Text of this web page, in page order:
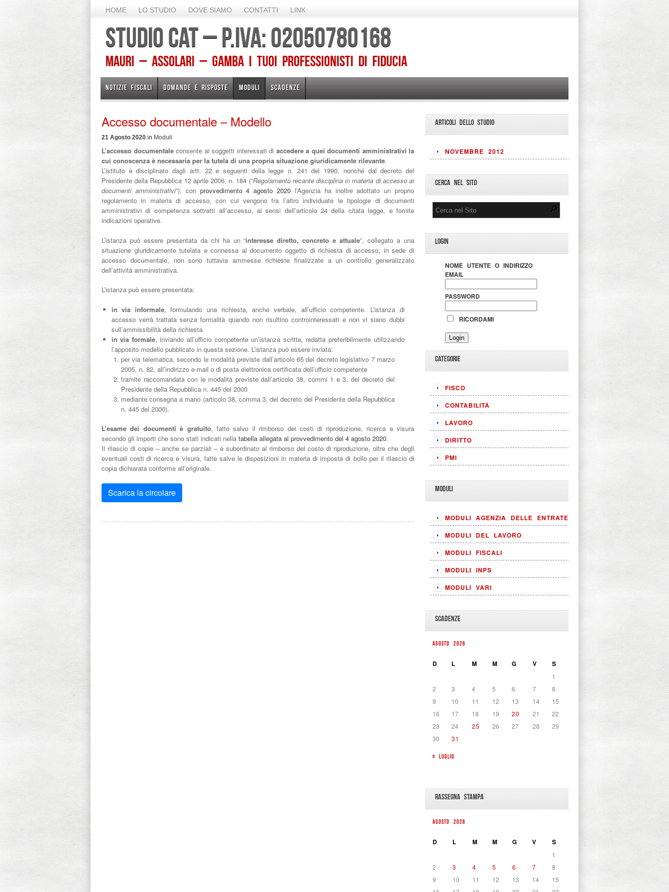
HOME LO STUDIO DOVE SIAMO CONTATTI LINK
STUDIO CAT – P.IVA: 02050780168
Mauri – Assolari – Gamba I TUOI PROFESSIONISTI DI FIDUCIA
NOTIZIE FISCALI DOMANDE E RISPOSTE MODULI SCADENZE
Accesso documentale – Modello
21 Agosto 2020 in Moduli
L’accesso documentaleconsente ai soggetti interessati di accedere a quei documenti amministrativi la
cui conoscenza è necessaria per la tutela di una propria situazione giuridicamente rilevante.
L’istituto è disciplinato dagli artt. 22 e seguenti della legge n. 241 del 1990, nonché dal decreto del
Presidente della Repubblica 12 aprile 2006, n. 184 (“Regolamento recante disciplina in materia di accesso ai
documenti amministrativi”); con provvedimento 4 agosto 2020 l’Agenzia ha inoltre adottato un proprio
regolamento in materia di accesso, con cui vengono fra l’altro individuate le tipologie di documenti
amministrativi di competenza sottratti all’accesso, ai sensi dell’articolo 24 della citata legge, e fornite
indicazioni operative.
L’istanza può essere presentata da chi ha un “interesse diretto, concreto e attuale”, collegato a una
situazione giuridicamente tutelata e connessa al documento oggetto di richiesta di accesso; in sede di
accesso documentale, non sono tuttavia ammesse richieste finalizzate a un controllo generalizzato
dell’attività amministrativa.
L’istanza può essere presentata:
in via informale, formulando una richiesta, anche verbale, all’ufficio competente. L’istanza di
accesso verrà trattata senza formalità quando non risultino controinteressati e non vi siano dubbi
sull’ammissibilità della richiesta
in via formale, inviando all’ufficio competente un’istanza scritta, redatta preferibilmente utilizzando
l’apposito modello pubblicato in questa sezione. L’istanza può essere inviata:
per via telematica, secondo le modalità previste dall’articolo 65 del decreto legislativo 7 marzo
2005, n. 82, all’indirizzo e-mail o di posta elettronica certificata dell’ufficio competente
tramite raccomandata con le modalità previste dall’articolo 38, commi 1 e 3, del decreto del
Presidente della Repubblica n. 445 del 2000
mediante consegna a mano (articolo 38, comma 3, del decreto del Presidente della Repubblica
n. 445 del 2000).
L’esame dei documenti è gratuito, fatto salvo il rimborso dei costi di riproduzione, ricerca e visura
secondo gli importi che sono stati indicati nella tabella allegata al provvedimento del 4 agosto 2020.
Il rilascio di copie – anche se parziali – è subordinato al rimborso del costo di riproduzione, oltre che degli
eventuali costi di ricerca e visura, fatte salve le disposizioni in materia di imposta di bollo per il rilascio di
copia dichiarata conforme all’originale.
Scarica la circolare
ARTICOLI DELLO STUDIO
NOVEMBRE 2012
CERCA NEL SITO
LOGIN
NOME UTENTE O INDIRIZZO
EMAIL
PASSWORD
RICORDAMI
CATEGORIE
FISCO
CONTABILITÀ
LAVORO
DIRITTO
PMI
MODULI
MODULI AGENZIA DELLE ENTRATE
MODULI DEL LAVORO
MODULI FISCALI
MODULI INPS
MODULI VARI
SCADENZE
AGOSTO 2026
D L M M G V S
« LUGLIO
1
2
3 4 5 6 7
8
9
10 11 12 13 14
15
16
17 18 19 20 21
22
23
24 25 26 27 28
29
30
31
RASSEGNA STAMPA
AGOSTO 2026
D L M M G V S
1
2
3 4 5 6 7
8
9
10 11 12 13 14
15